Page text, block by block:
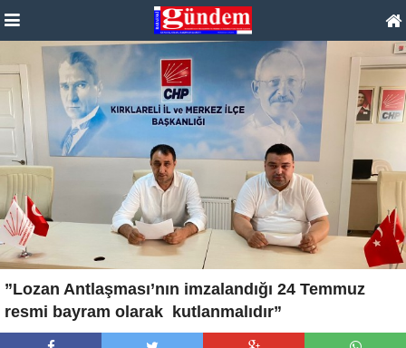
”Lozan Antlaşması’nın imzalandığı 24 Temmuz
resmi bayram olarak kutlanmalıdır”